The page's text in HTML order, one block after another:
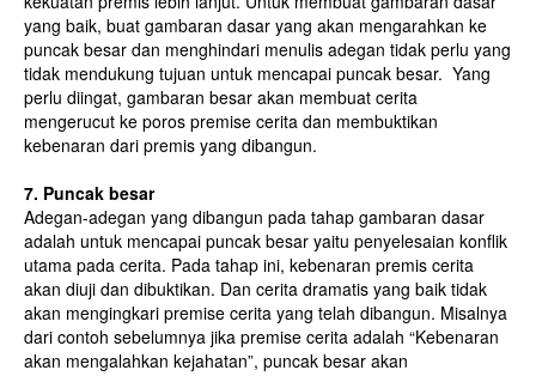
yang baik, buat gambaran dasar yang akan mengarahkan ke
puncak besar dan menghindari menulis adegan tidak perlu yang
tidak mendukung tujuan untuk mencapai puncak besar. Yang
perlu diingat, gambaran besar akan membuat cerita
mengerucut ke poros premise cerita dan membuktikan
kebenaran dari premis yang dibangun.
7. Puncak besar
Adegan-adegan yang dibangun pada tahap gambaran dasar
adalah untuk mencapai puncak besar yaitu penyelesaian konflik
utama pada cerita. Pada tahap ini, kebenaran premis cerita
akan diuji dan dibuktikan. Dan cerita dramatis yang baik tidak
akan mengingkari premise cerita yang telah dibangun. Misalnya
dari contoh sebelumnya jika premise cerita adalah “Kebenaran
akan mengalahkan kejahatan”, puncak besar akan